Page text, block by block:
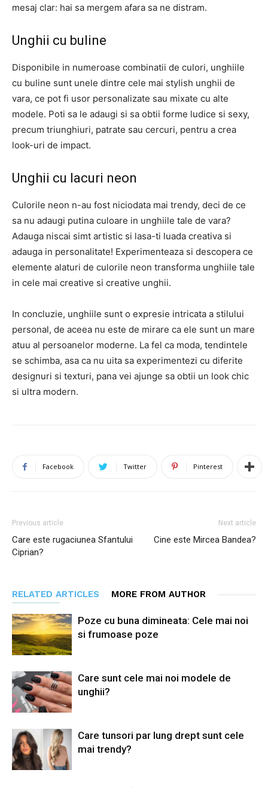
mesaj clar: hai sa mergem afara sa ne distram.
Unghii cu buline
Disponibile in numeroase combinatii de culori, unghiile
cu buline sunt unele dintre cele mai stylish unghii de
vara, ce pot fi usor personalizate sau mixate cu alte
modele. Poti sa le adaugi si sa obtii forme ludice si sexy,
precum triunghiuri, patrate sau cercuri, pentru a crea
look-uri de impact.
Unghii cu lacuri neon
Culorile neon n-au fost niciodata mai trendy, deci de ce
sa nu adaugi putina culoare in unghiile tale de vara?
Adauga niscai simt artistic si lasa-ti luada creativa si
adauga in personalitate! Experimenteaza si descopera ce
elemente alaturi de culorile neon transforma unghiile tale
in cele mai creative si creative unghii.
In concluzie, unghiile sunt o expresie intricata a stilului
personal, de aceea nu este de mirare ca ele sunt un mare
atuu al persoanelor moderne. La fel ca moda, tendintele
se schimba, asa ca nu uita sa experimentezi cu diferite
designuri si texturi, pana vei ajunge sa obtii un look chic
si ultra modern.
Facebook Twitter Pinterest
Previous article
Care este rugaciunea Sfantului
Ciprian?
Next article
Cine este Mircea Bandea?
RELATED ARTICLES MORE FROM AUTHOR
Poze cu buna dimineata: Cele mai noi
si frumoase poze
Care sunt cele mai noi modele de
unghii?
Care tunsori par lung drept sunt cele
mai trendy?